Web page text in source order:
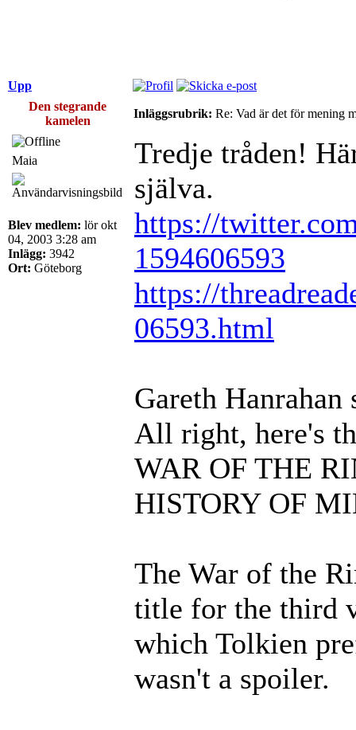
Upp
Den stegrande
kamelen
Inläggsrubrik: Re: Vad är det för mening
Maia
Blev medlem: lör okt
04, 2003 3:28 am
Inlägg: 3942
Ort: Göteborg
Tredje tråden!
själva.
https://
1594606593
https://
06593.html
Gareth Hanrahan
All right, here's
WAR OF THE
HISTORY OF
The War of the
title for the third
which Tolkien
wasn't a spoiler.